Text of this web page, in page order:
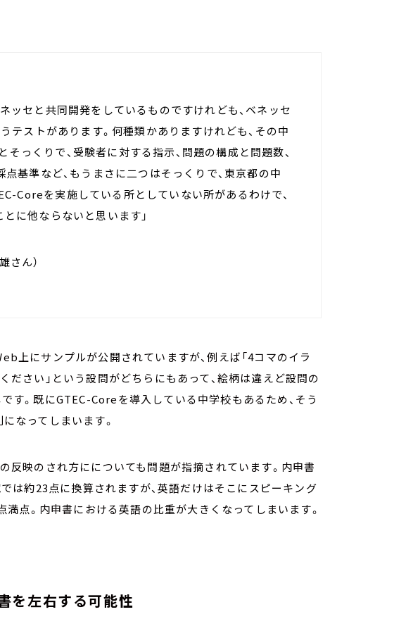
ッセと共同開発をしているものですけれども、ベネッセ
テストがあります。何種類かありますけれども、その中
っくりで、受験者に対する指示、問題の構成と問題数、
点基準など、もうまさに二つはそっくりで、東京都の中
Coreを実施している所としていない所があるわけで、
に他ならないと思います」
さん）
上にサンプルが公開されていますが、例えば「4コマのイラ
ださい」という設問がどちらにもあって、絵柄は違えど設問の
す。既にGTEC-Coreを導入している中学校もあるため、そう
なってしまいます。
反映のされ方にについても問題が指摘されています。内申書
は約23点に換算されますが、英語だけはそこにスピーキング
点。内申書における英語の比重が大きくなってしまいます。
を左右する可能性